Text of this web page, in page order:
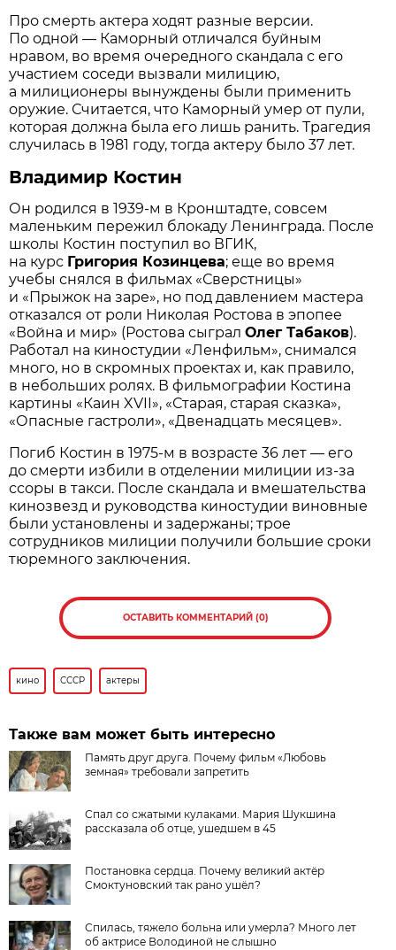
Про смерть актера ходят разные версии.
По одной — Каморный отличался буйным
нравом, во время очередного скандала с его
участием соседи вызвали милицию,
а милиционеры вынуждены были применить
оружие. Считается, что Каморный умер от пули,
которая должна была его лишь ранить. Трагедия
случилась в 1981 году, тогда актеру было 37 лет.
Владимир Костин
Он родился в 1939-м в Кронштадте, совсем
маленьким пережил блокаду Ленинграда. После
школы Костин поступил во ВГИК,
на курс Григория Козинцева; еще во время
учебы снялся в фильмах «Сверстницы»
и «Прыжок на заре», но под давлением мастера
отказался от роли Николая Ростова в эпопее
«Война и мир» (Ростова сыгралОлег Табаков).
Работал на киностудии «Ленфильм», снимался
много, но в скромных проектах и, как правило,
в небольших ролях. В фильмографии Костина
картины «Каин XVII», «Старая, старая сказка»,
«Опасные гастроли», «Двенадцать месяцев».
Погиб Костин в 1975-м в возрасте 36 лет — его
до смерти избили в отделении милиции из-за
ссоры в такси. После скандала и вмешательства
кинозвезд и руководства киностудии виновные
были установлены и задержаны; трое
сотрудников милиции получили большие сроки
тюремного заключения.
ОСТАВИТЬ КОММЕНТАРИЙ (0)
кино СССР актеры
Также вам может быть интересно
Память друг друга. Почему фильм «Любовь
земная» требовали запретить
Спал со сжатыми кулаками. Мария Шукшина
рассказала об отце, ушедшем в 45
Постановка сердца. Почему великий актёр
Смоктуновский так рано ушёл?
Спилась, тяжело больна или умерла? Много лет
об актрисе Володиной не слышно